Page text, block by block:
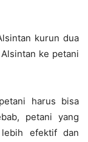
kurun dua
ke petani
harus bisa
petani yang
lebih efektif dan